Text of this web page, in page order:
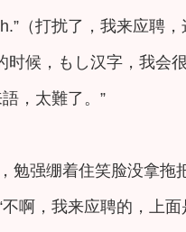
（打扰了，我来应聘
时候，もし汉字，我会
，太難了。”
勉强绷着住笑脸没拿拖
不啊，我来应聘的，上